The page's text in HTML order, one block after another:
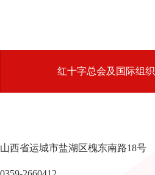
红十字总会及国际组织
山西省运城市盐湖区槐东南路18号